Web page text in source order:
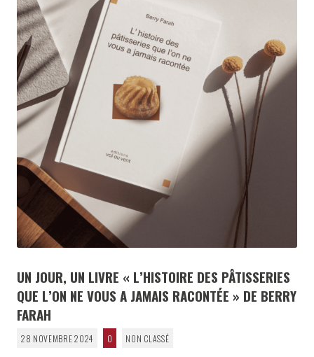
UN JOUR, UN LIVRE « L’HISTOIRE DES PÂTISSERIES
QUE L’ON NE VOUS A JAMAIS RACONTÉE » DE BERRY
FARAH
28 NOVEMBRE 2024 0 NON CLASSÉ